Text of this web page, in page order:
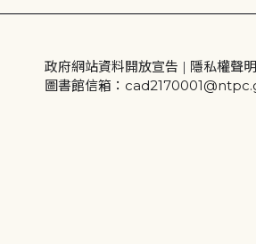
政府網站資料開放宣告 | 隱私權聲明
圖書館信箱：